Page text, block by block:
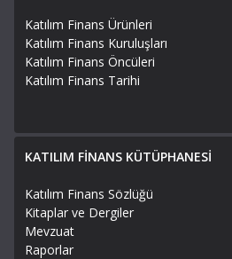
Katılım Finans Ürünleri
Katılım Finans Kuruluşları
Katılım Finans Öncüleri
Katılım Finans Tarihi
KATILIM FİNANS KÜTÜPHANESİ
Katılım Finans Sözlüğü
Kitaplar ve Dergiler
Mevzuat
Raporlar